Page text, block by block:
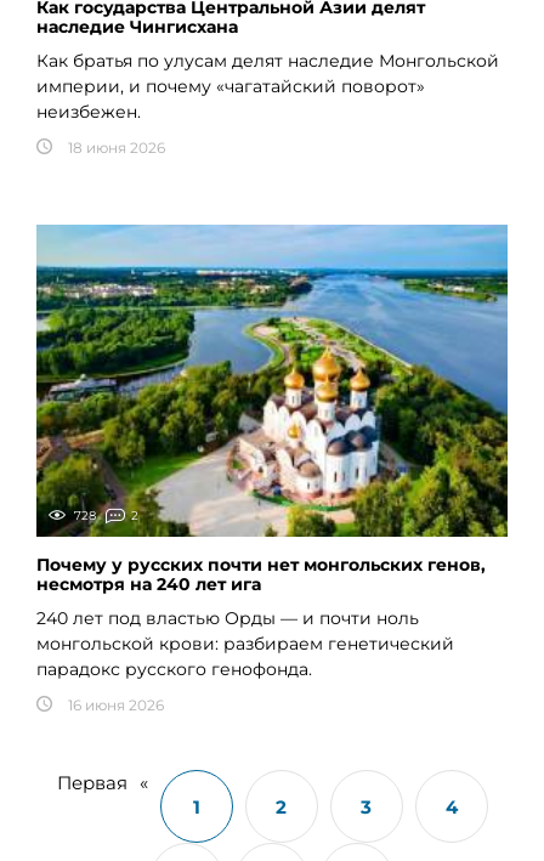
Как государства Центральной Азии делят
наследие Чингисхана
Как братья по улусам делят наследие Монгольской
империи, и почему «чагатайский поворот»
неизбежен.
18 июня 2026
728 2
Почему у русских почти нет монгольских генов,
несмотря на 240 лет ига
240 лет под властью Орды — и почти ноль
монгольской крови: разбираем генетический
парадокс русского генофонда.
16 июня 2026
Первая
«
1
2 3 4